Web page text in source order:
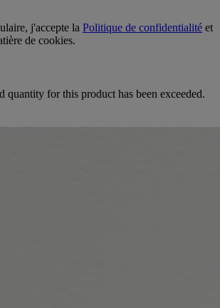
j'accepte la Politique de confidentialité et
de cookies.
quantity for this product has been exceeded.